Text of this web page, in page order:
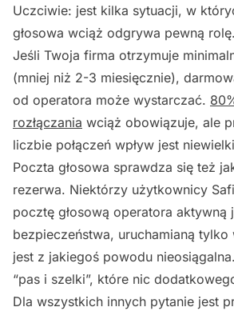
Uczciwie: jest kilka sytuacji, w
głosowa wciąż odgrywa pewną rolę.
Jeśli Twoja firma otrzymuje
(mniej niż 2-3 miesięcznie),
od operatora może wystarczać.
rozłączania wciąż obowiązuje, ale
liczbie połączeń wpływ jest
Poczta głosowa sprawdza się też
rezerwa. Niektórzy użytkownicy
pocztę głosową operatora aktywną
bezpieczeństwa, uruchamianą tylko
jest z jakiegoś powodu
“pas i szelki”, które nic
Dla wszystkich innych pytanie jest